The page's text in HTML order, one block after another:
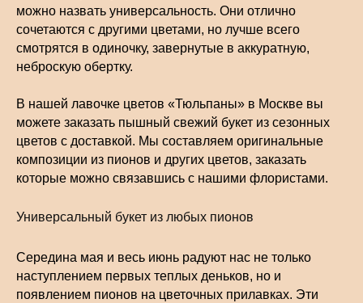
можно назвать универсальность. Они отлично
сочетаются с другими цветами, но лучше всего
смотрятся в одиночку, завернутые в аккуратную,
неброскую обертку.
В нашей лавочке цветов «Тюльпаны» в Москве вы
можете заказать пышный свежий букет из сезонных
цветов с доставкой. Мы составляем оригинальные
композиции из пионов и других цветов, заказать
которые можно связавшись с нашими флористами.
Универсальный букет из любых пионов
Середина мая и весь июнь радуют нас не только
наступлением первых теплых деньков, но и
появлением пионов на цветочных прилавках. Эти